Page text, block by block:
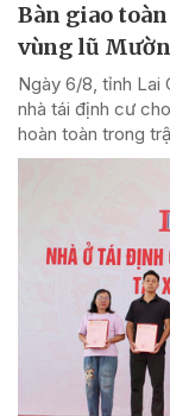
Bàn giao
vùng lũ
Ngày 6/8, tỉnh Lai
nhà tái định cư
hoàn toàn trong